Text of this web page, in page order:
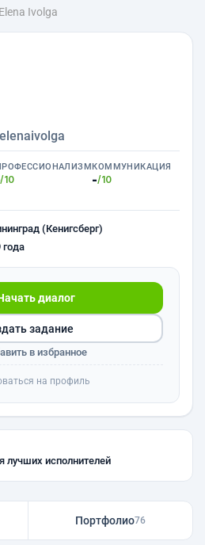
Elena Ivolga
elenaivolga
/10
КОММУНИКАЦИЯ
-/10
(Кенигсберг)
года
диалог
задание
в избранное
на профиль
лучших исполнителей
Портфолио76